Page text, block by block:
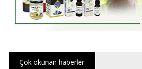
Çok okunan haberler